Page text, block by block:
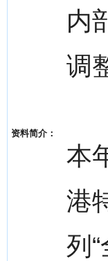
资料简介：
内
调
本
港
列